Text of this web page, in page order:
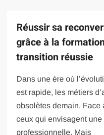
Réussir sa
grâce à la
transition réussie
Dans une ère où
est rapide, les métiers
obsolètes demain. Face
ceux qui envisagent
professionnelle. Mais